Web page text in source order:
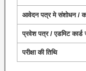
आवेदन पत्र मे संशोधन /
प्रवेश पत्र / एडमिट कार्ड
परीक्षा की तिथि